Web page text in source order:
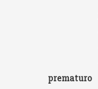
prematuro